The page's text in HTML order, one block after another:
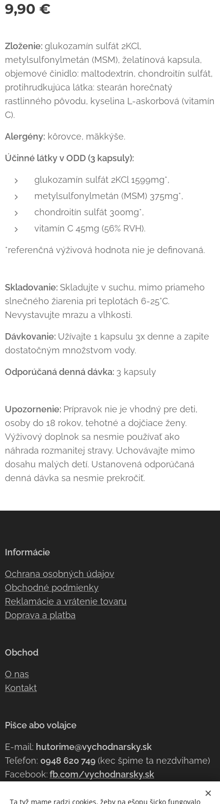
9,90 €
Zloženie: glukozamín sulfát 2KCl,
metylsulfonylmetán (MSM), želatínová kapsula,
objemové činidlo: maltodextrín, chondroitín sulfát,
protihrudkujúca látka: stearán horečnatý
rastlinného pôvodu, kyselina L-askorbová (vitamín
C).
Alergény: kôrovce, mäkkýše.
Účinné látky v ODD (3 kapsuly):
glukozamín sulfát 2KCl 1599mg*,
metylsulfonylmetán (MSM) 375mg*,
chondroitín sulfát 300mg*,
vitamín C 45mg (56% RVH).
*referenčná výživová hodnota nie je definovaná.
Skladovanie: Skladujte v suchu, mimo priameho
slnečného žiarenia pri teplotách 6-25°C.
Nevystavujte mrazu a vlhkosti.
Dávkovanie: Užívajte 1 kapsulu 3x denne a zapite
dostatočným množstvom vody.
Odporúčaná denná dávka: 3 kapsuly
Upozornenie: Prípravok nie je vhodný pre deti,
osoby do 18 rokov, tehotné a dojčiace ženy.
Výživový doplnok sa nesmie používať ako
náhrada rozmanitej stravy. Uchovávajte mimo
dosahu malých detí. Ustanovená odporúčaná
denná dávka sa nesmie prekročiť.
Informácie
Ochrana osobných údajov
Obchodné podmienky
Reklamácie a vrátenie tovaru
Doprava a platba
Obchod
O nas
Kontakt
Pišce abo volajce
E-mail: hutorime@vychodnarsky.sk
Teľefon: 0948 620 749 (kec špime ta nezdvihame)
Facebook:fb.com/vychodnarsky.sk
Ta tyž mame radzi cookies, žeby na ešopu šicko fungovalo